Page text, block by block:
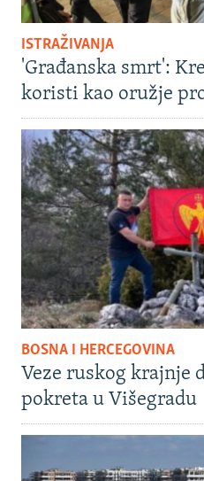
ISTRAŽIVANJA
'Građanska smrt':
koristi kao oružje
BOSNA I HERCEGOVINA
Veze ruskog krajnje
pokreta u Višegradu